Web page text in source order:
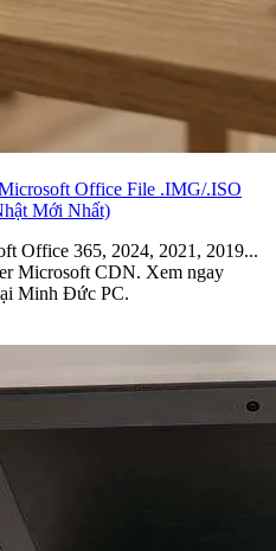
Office File .IMG/.ISO
Mới Nhất)
Office 365, 2024, 2021, 2019...
Microsoft CDN. Xem ngay
Minh Đức PC.